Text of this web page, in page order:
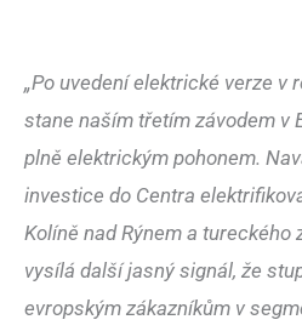
„Po uvedení elektrické verze v
stane naším třetím závodem v
plně elektrickým pohonem.
investice do Centra
Kolíně nad Rýnem a tureckého
vysílá další jasný signál, že
evropským zákazníkům v